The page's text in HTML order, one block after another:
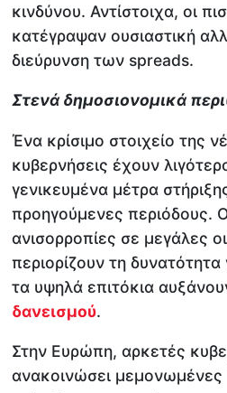
κινδύνου. Αντίστοιχα, οι
κατέγραψαν ουσιαστική
διεύρυνση των spreads.
Στενά δημοσιονομικά
Ένα κρίσιμο στοιχείο της
κυβερνήσεις έχουν
γενικευμένα μέτρα
προηγούμενες περιόδους.
ανισορροπίες σε μεγάλες
περιορίζουν τη
τα υψηλά επιτόκια
δανεισμού.
Στην Ευρώπη, αρκετές
ανακοινώσει μεμονωμένες